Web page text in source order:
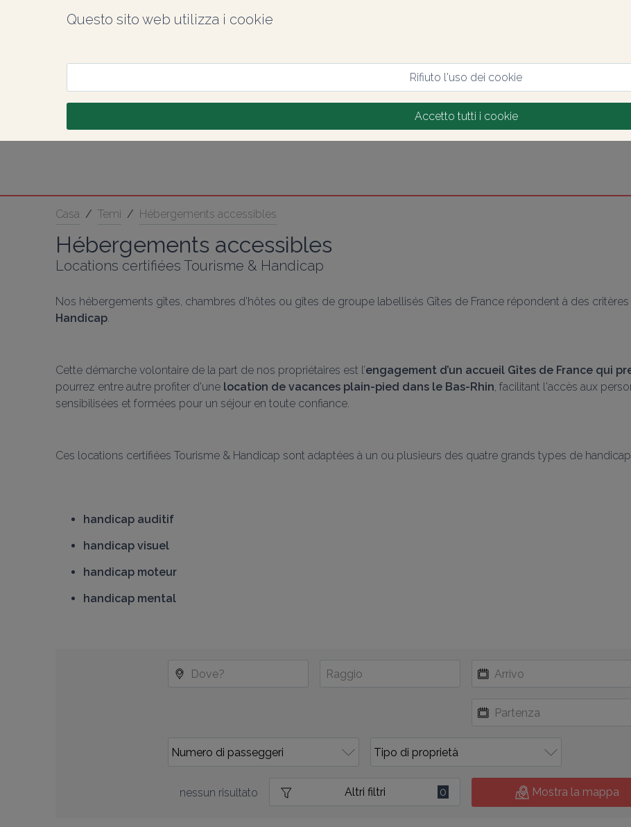
Questo sito web utilizza i cookie
Rifiuto l'uso dei cookie
Accetto tutti i cookie
Casa / Temi / Hébergements accessibles
Hébergements accessibles
Locations certifiées Tourisme & Handicap
Nos hébergements gîtes, chambres d’hôtes ou gîtes de groupe labellisés Gîtes de France répondent à des
Handicap.
Cette démarche volontaire de la part de nos propriétaires est l’engagement d’un accueil Gîtes de France qui
pourrez entre autre profiter d'une location de vacances plain-pied dans le Bas-Rhin, facilitant l'accès aux
sensibilisées et formées pour un séjour en toute confiance.
Ces locations certifiées Tourisme & Handicap sont adaptées à un ou plusieurs des quatre grands types de
handicap auditif
handicap visuel
handicap moteur
handicap mental
nessun risultato Altri filtri 0 Mostra la mappa